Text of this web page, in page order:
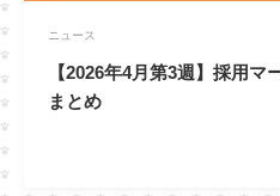
ニュース
【2026年4月第3週】採用
まとめ